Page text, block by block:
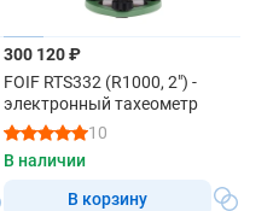
300 120 ₽
FOIF RTS332 (R1000, 2") -
электронный тахеометр
10
В наличии
В корзину